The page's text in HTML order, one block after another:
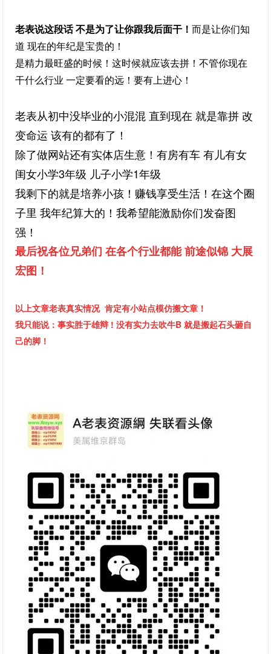
老表说这段话 不是为了让你跟我后面干 ！而是让你们知
道 现在的年纪是宝贵的！
是精力最旺盛的时候！这时候就应该去拼！不管你现在
干什么行业 一定要看的远！要有上进心！
老表从初中没毕业的小混混 直到现在 就是靠拼 改
变命运 该有的都有了！
除了做网站还有实体店生意！有房有车 有儿有女
闺女小学3年级 儿子小学1年级
我剩下的就是培养小孩！赚钱享受生活！在这个圈
子里 我年纪算大的！我希望能激励你们发奋图
强！
最后祝各位兄弟们 在各个行业都能 前途似锦 大展
宏图！
以上文章老表真实情况 肯定有小站点模仿搬文章！
我只能说：事实胜于雄辩 ! 没有实力去吹牛B 就是搬起石头砸自
己的脚！